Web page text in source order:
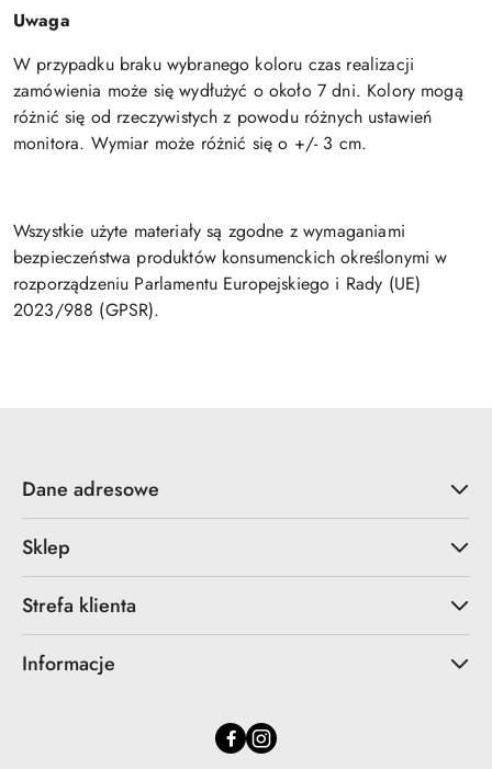
Uwaga
W przypadku braku wybranego koloru czas realizacji
zamówienia może się wydłużyć o około 7 dni. Kolory mogą
różnić się od rzeczywistych z powodu różnych ustawień
monitora. Wymiar może różnić się o +/- 3 cm.
Wszystkie użyte materiały są zgodne z wymaganiami
bezpieczeństwa produktów konsumenckich określonymi w
rozporządzeniu Parlamentu Europejskiego i Rady (UE)
2023/988 (GPSR).
Dane adresowe
Sklep
Strefa klienta
Informacje